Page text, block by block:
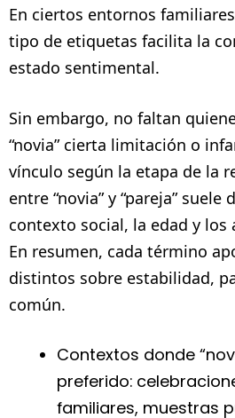
En ciertos entornos
tipo de etiquetas facilita la
estado sentimental.
Sin embargo, no faltan
“novia” cierta limitación o
vínculo según la etapa de la
entre “novia” y “pareja” suele
contexto social, la edad y los
En resumen, cada término
distintos sobre estabilidad,
común.
Contextos donde
preferido:
familiares, muestras